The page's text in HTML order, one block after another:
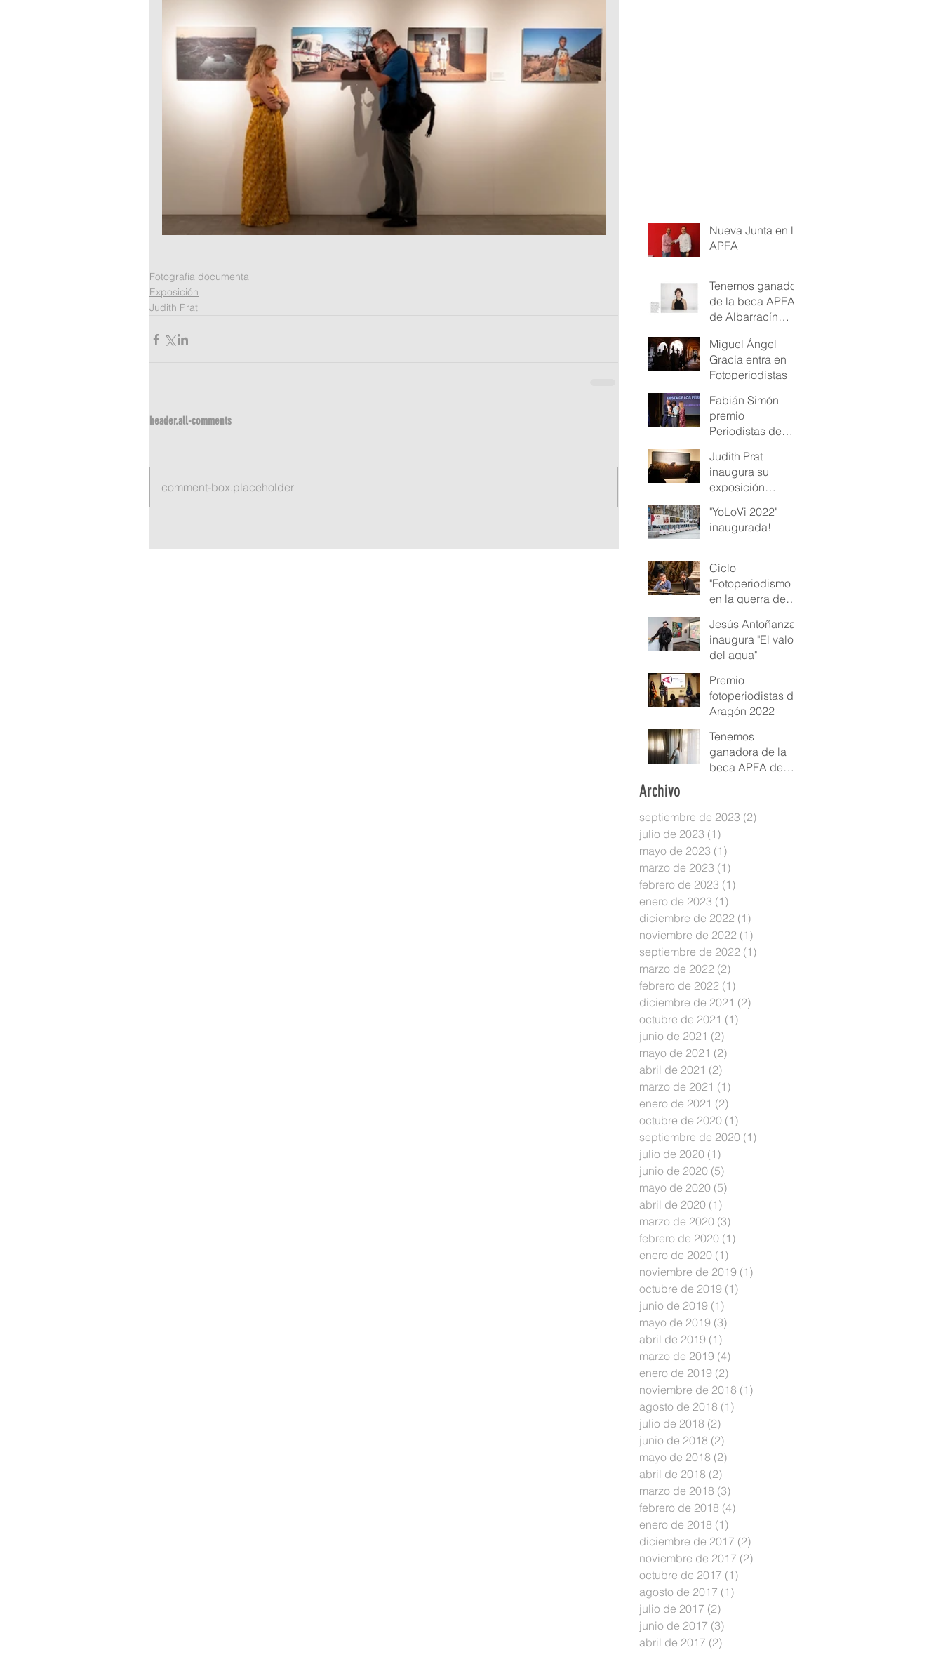
Fotografía documental
Exposición
Judith Prat
header.all-comments
comment-box.placeholder
Nueva Junta en la
APFA
Tenemos ganador
de la beca APFA
de Albarracín
Miguel Ángel
Gracia entra en
Fotoperiodistas
Fabián Simón
premio
Periodistas de
Judith Prat
inaugura su
exposición
"YoLoVi 2022"
inaugurada!
Ciclo
"Fotoperiodismo
en la guerra de
Ibercaja
Jesús Antoñanzas
inaugura "El valor
del agua"
Premio
fotoperiodistas de
Aragón 2022
Tenemos
ganadora de la
beca APFA de
Archivo
septiembre de 2023 (2)
julio de 2023 (1)
mayo de 2023 (1)
marzo de 2023 (1)
febrero de 2023 (1)
enero de 2023 (1)
diciembre de 2022 (1)
noviembre de 2022 (1)
septiembre de 2022 (1)
marzo de 2022 (2)
febrero de 2022 (1)
diciembre de 2021 (2)
octubre de 2021 (1)
junio de 2021 (2)
mayo de 2021 (2)
abril de 2021 (2)
marzo de 2021 (1)
enero de 2021 (2)
octubre de 2020 (1)
septiembre de 2020 (1)
julio de 2020 (1)
junio de 2020 (5)
mayo de 2020 (5)
abril de 2020 (1)
marzo de 2020 (3)
febrero de 2020 (1)
enero de 2020 (1)
noviembre de 2019 (1)
octubre de 2019 (1)
junio de 2019 (1)
mayo de 2019 (3)
abril de 2019 (1)
marzo de 2019 (4)
enero de 2019 (2)
noviembre de 2018 (1)
agosto de 2018 (1)
julio de 2018 (2)
junio de 2018 (2)
mayo de 2018 (2)
abril de 2018 (2)
marzo de 2018 (3)
febrero de 2018 (4)
enero de 2018 (1)
diciembre de 2017 (2)
noviembre de 2017 (2)
octubre de 2017 (1)
agosto de 2017 (1)
julio de 2017 (2)
junio de 2017 (3)
abril de 2017 (2)